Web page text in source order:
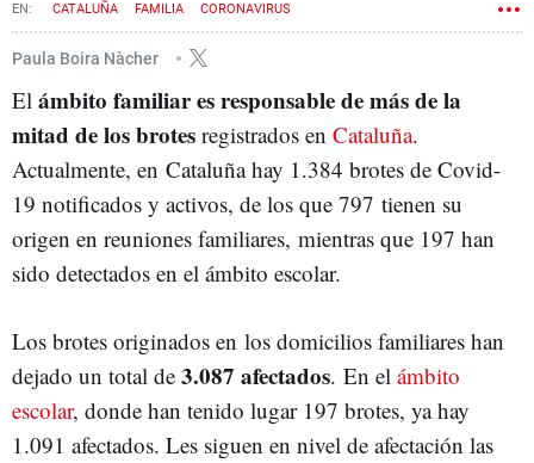
CATALUÑA FAMILIA CORONAVIRUS
Paula Boira Nàcher
El ámbito familiar es responsable de más de la
mitad de los brotes registrados en Cataluña.
Actualmente, en Cataluña hay 1.384 brotes de Covid-
19 notificados y activos, de los que 797 tienen su
origen en reuniones familiares, mientras que 197 han
sido detectados en el ámbito escolar.
Los brotes originados en los domicilios familiares han
dejado un total de 3.087 afectados. En el ámbito
escolar, donde han tenido lugar 197 brotes, ya hay
1.091 afectados. Les siguen en nivel de afectación las